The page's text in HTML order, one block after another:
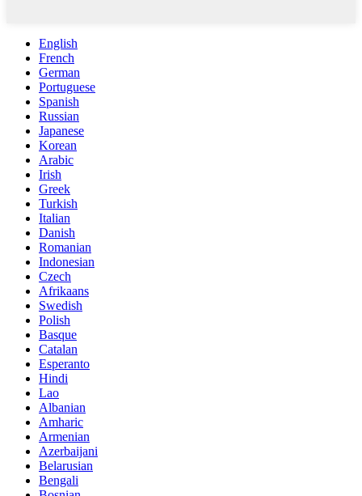
English
French
German
Portuguese
Spanish
Russian
Japanese
Korean
Arabic
Irish
Greek
Turkish
Italian
Danish
Romanian
Indonesian
Czech
Afrikaans
Swedish
Polish
Basque
Catalan
Esperanto
Hindi
Lao
Albanian
Amharic
Armenian
Azerbaijani
Belarusian
Bengali